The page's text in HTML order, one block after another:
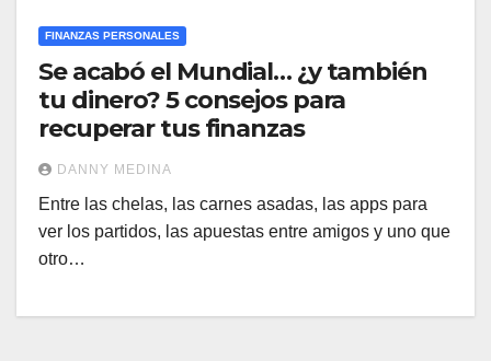
FINANZAS PERSONALES
Se acabó el Mundial… ¿y también
tu dinero? 5 consejos para
recuperar tus finanzas
DANNY MEDINA
Entre las chelas, las carnes asadas, las apps para
ver los partidos, las apuestas entre amigos y uno que
otro…